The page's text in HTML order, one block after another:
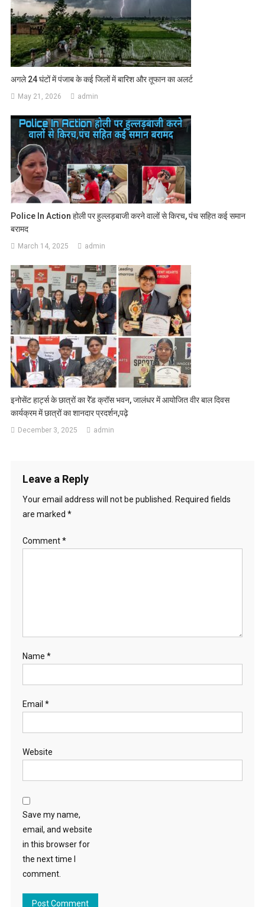
अगले 24 घंटों में पंजाब के कई जिलों में बारिश और तूफान का अलर्ट
May 21, 2026 admin
Police In Action होली पर हुल्लड़बाजी करने वालों से किरच, पंच सहित कई समान
बरामद
March 14, 2025 admin
इनोसेंट हार्ट्स के छात्रों का रेॅड क्रॉस भवन, जालंधर में आयोजित वीर बाल दिवस
कार्यक्रम में छात्रों का शानदार प्रदर्शन,पढ़े
December 3, 2025 admin
Leave a Reply
Your email address will not be published.
Required fields
are marked *
Comment*
Name *
Email *
Website
Save my name,
email, and website
in this browser for
the next time I
comment.